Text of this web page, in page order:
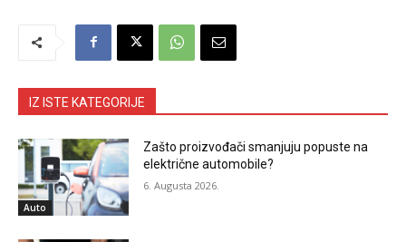
IZ ISTE KATEGORIJE
Auto
Zašto proizvođači smanjuju popuste na
električne automobile?
6. Augusta 2026.